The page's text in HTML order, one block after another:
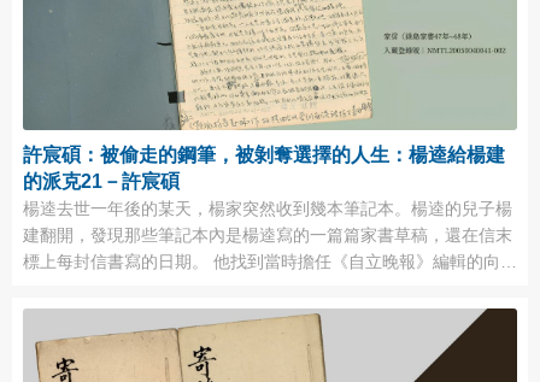
許宸碩：被偷走的鋼筆，被剝奪選擇的人生：楊逵給楊建
的派克21－許宸碩
楊逵去世一年後的某天，楊家突然收到幾本筆記本。楊逵的兒子楊
建翻開，發現那些筆記本內是楊逵寫的一篇篇家書草稿，還在信末
標上每封信書寫的日期。 他找到當時擔任《自立晚報》編輯的向
《自立晚報》副刊。不過，這些家書中有許多名字或事件是外人不
知道的，所以楊建在整理這些文字的同時，也要替這些文字加註。
當他整理到民國四十七年十月十一日的信件 ...